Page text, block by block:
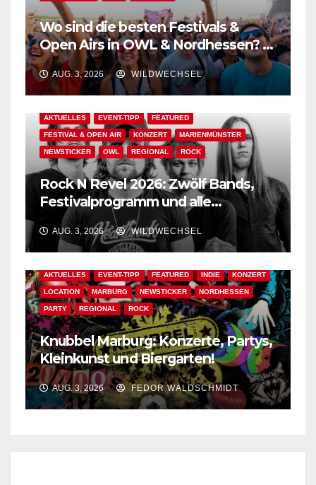
Wo sind die besten Festivals &
Open Airs in OWL & Nordhessen? –
Der Ww-Festival-Planer!
AUG. 3, 2026 WILDWECHSEL
AKTUELLES EVENT-TIPP FEATURED
FESTIVAL & OPEN AIR KONZERT MARIENMÜNSTER
NEWSTICKER OWL REGIONAL ROCK
Rock N Revel 2026: Zwölf Bands,
Festivalprogramm und alle
wichtigen Informationen!
AUG. 3, 2026 WILDWECHSEL
AKTUELLES EVENT-TIPP FEATURED INDIE KONZERT
LOCATION MARBURG NEWSTICKER NORDHESSEN
PARTY REGIONAL ROCK
Knubbel Marburg: Konzerte, Partys,
Kleinkunst und Biergarten!
AUG. 3, 2026 FEDOR WALDSCHMIDT